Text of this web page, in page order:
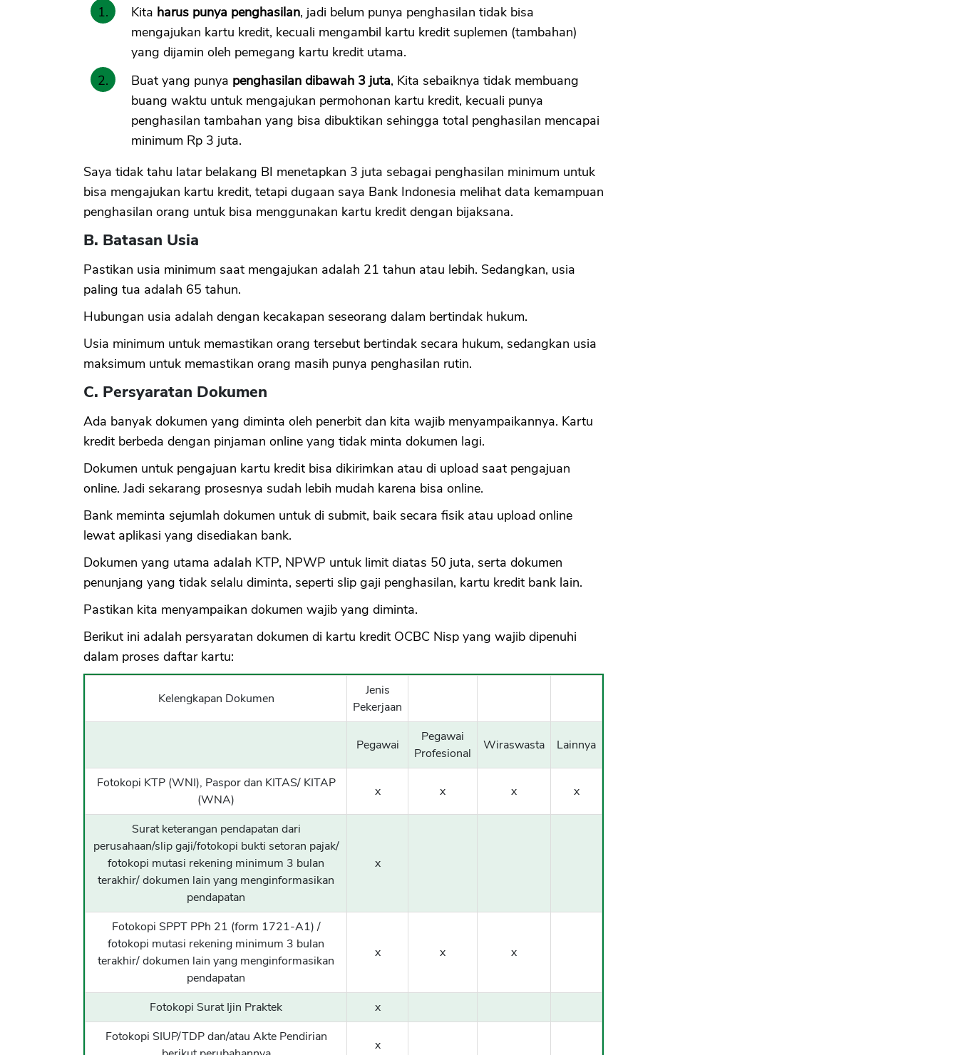
Kita harus punya penghasilan, jadi belum punya penghasilan tidak bisa
mengajukan kartu kredit, kecuali mengambil kartu kredit suplemen (tambahan)
yang dijamin oleh pemegang kartu kredit utama.
Buat yang punya penghasilan dibawah 3 juta, Kita sebaiknya tidak membuang
buang waktu untuk mengajukan permohonan kartu kredit, kecuali punya
penghasilan tambahan yang bisa dibuktikan sehingga total penghasilan mencapai
minimum Rp 3 juta.
Saya tidak tahu latar belakang BI menetapkan 3 juta sebagai penghasilan minimum untuk
bisa mengajukan kartu kredit, tetapi dugaan saya Bank Indonesia melihat data kemampuan
penghasilan orang untuk bisa menggunakan kartu kredit dengan bijaksana.
B. Batasan Usia
Pastikan usia minimum saat mengajukan adalah 21 tahun atau lebih. Sedangkan, usia
paling tua adalah 65 tahun.
Hubungan usia adalah dengan kecakapan seseorang dalam bertindak hukum.
Usia minimum untuk memastikan orang tersebut bertindak secara hukum, sedangkan usia
maksimum untuk memastikan orang masih punya penghasilan rutin.
C. Persyaratan Dokumen
Ada banyak dokumen yang diminta oleh penerbit dan kita wajib menyampaikannya. Kartu
kredit berbeda dengan pinjaman online yang tidak minta dokumen lagi.
Dokumen untuk pengajuan kartu kredit bisa dikirimkan atau di upload saat pengajuan
online. Jadi sekarang prosesnya sudah lebih mudah karena bisa online.
Bank meminta sejumlah dokumen untuk di submit, baik secara fisik atau upload online
lewat aplikasi yang disediakan bank.
Dokumen yang utama adalah KTP, NPWP untuk limit diatas 50 juta, serta dokumen
penunjang yang tidak selalu diminta, seperti slip gaji penghasilan, kartu kredit bank lain.
Pastikan kita menyampaikan dokumen wajib yang diminta.
Berikut ini adalah persyaratan dokumen di kartu kredit OCBC Nisp yang wajib dipenuhi
dalam proses daftar kartu:
Kelengkapan Dokumen
Jenis
Pekerjaan
Pegawai
Pegawai
Profesional
Wiraswasta Lainnya
Fotokopi KTP (WNI), Paspor dan KITAS/ KITAP
(WNA)
x x x x
Surat keterangan pendapatan dari
perusahaan/slip gaji/fotokopi bukti setoran pajak/
fotokopi mutasi rekening minimum 3 bulan
terakhir/ dokumen lain yang menginformasikan
pendapatan
x
Fotokopi SPPT PPh 21 (form 1721-A1) /
fotokopi mutasi rekening minimum 3 bulan
terakhir/ dokumen lain yang menginformasikan
pendapatan
x x x
Fotokopi Surat Ijin Praktek
x
Fotokopi SIUP/TDP dan/atau Akte Pendirian
x